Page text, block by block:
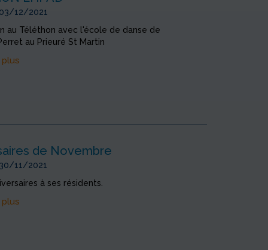
12/2021
au Téléthon avec l'école de danse de
au Prieuré St Martin
plus
de Novembre
11/2021
à ses résidents.
plus